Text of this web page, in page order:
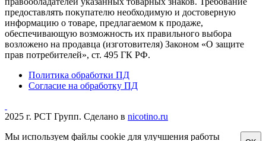
предоставлять покупателю необходимую и достоверную
информацию о товаре, предлагаемом к продаже,
обеспечивающую возможность их правильного выбора
возложено на продавца (изготовителя) Законом «О защите
прав потребителей», ст. 495 ГК РФ.
Политика обработки ПД
Согласие на обработку ПД
2025 г. РСТ Групп. Сделано в nicotino.ru
Мы используем файлы cookie для улучшения работы